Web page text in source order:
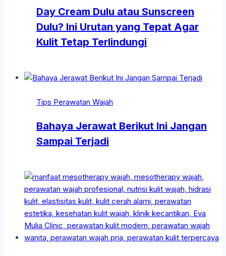
Day Cream Dulu atau Sunscreen
Dulu? Ini Urutan yang Tepat Agar
Kulit Tetap Terlindungi
Tips Perawatan Wajah
Bahaya Jerawat Berikut Ini Jangan
Sampai Terjadi